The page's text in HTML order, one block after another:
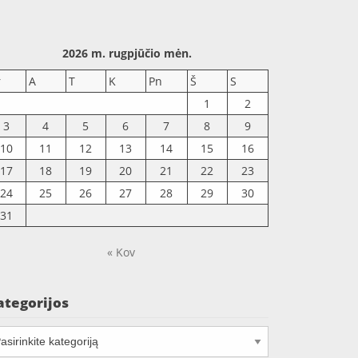
2026 m. rugpjūčio mėn.
A T K Pn Š
S
1
2
3
4 5 6 7 8
9
10
11 12 13 14 15
16
17
18 19 20 21 22
23
24
25 26 27 28 29
30
31
« Kov